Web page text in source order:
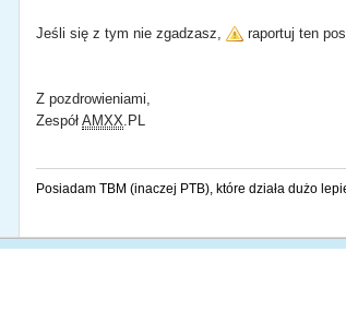
Jeśli się z tym nie zgadzasz, raportuj ten
Z pozdrowieniami,
ZespółAMXX .PL
Posiadam TBM (inaczej PTB), które działa dużo